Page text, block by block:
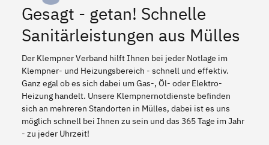
Gesagt - getan! Schnelle
Sanitärleistungen aus Mülles
Der Klempner Verband hilft Ihnen bei jeder Notlage im
Klempner- und Heizungsbereich - schnell und effektiv.
Ganz egal ob es sich dabei um Gas-, Öl- oder Elektro-
Heizung handelt. Unsere Klempnernotdienste befinden
sich an mehreren Standorten in Mülles, dabei ist es uns
möglich schnell bei Ihnen zu sein und das 365 Tage im Jahr
- zu jeder Uhrzeit!